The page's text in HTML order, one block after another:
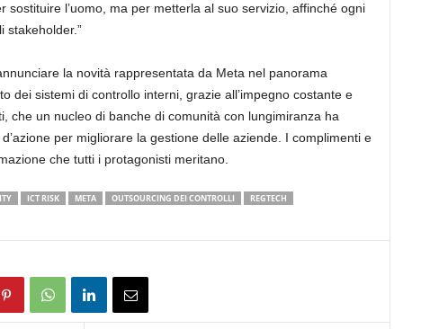
sostituire l’uomo, ma per metterla al suo servizio, affinché ogni
stakeholder.”
la novità rappresentata da Meta nel panorama
dei sistemi di controllo interni, grazie all’impegno costante e
che un nucleo di banche di comunità con lungimiranza ha
per migliorare la gestione delle aziende. I complimenti e
che tutti i protagonisti meritano.
ICT RISK META OUTSOURCING DEI CONTROLLI
REGTECH